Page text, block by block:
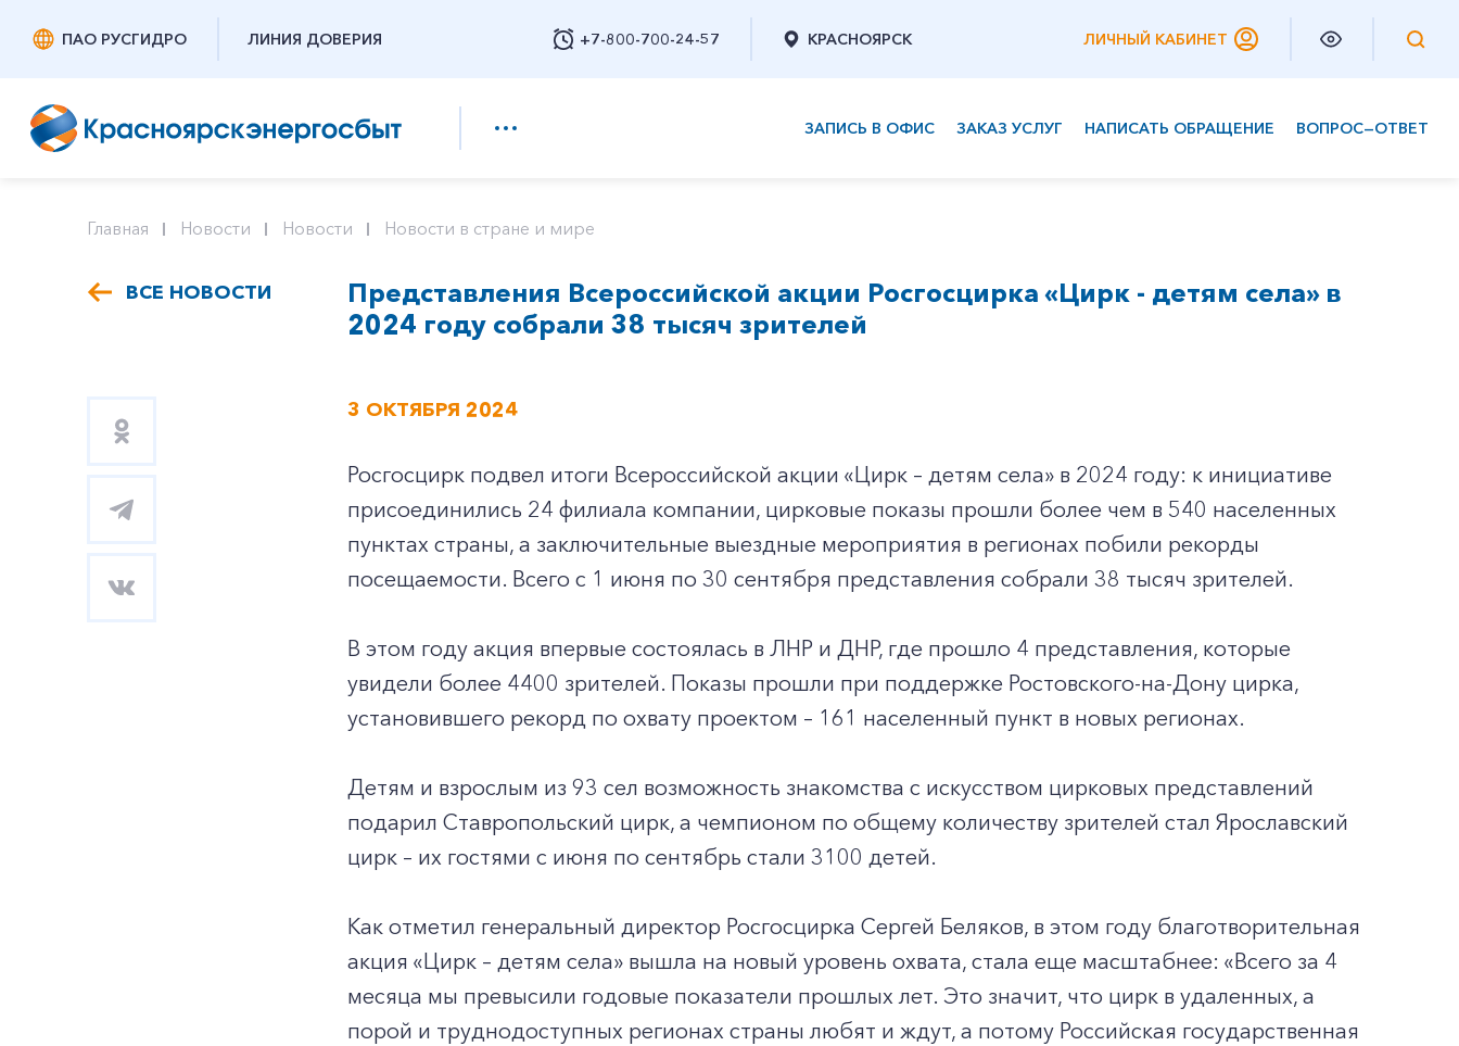
ПАО РУСГИДРО ЛИНИЯ ДОВЕРИЯ +7-800-700-24-57
Заказать обратный звонок
КРАСНОЯРСК ЛИЧНЫЙ КАБИНЕТ
ЗАПИСЬ В ОФИС ЗАКАЗ УСЛУГ НАПИСАТЬ ОБРАЩЕНИЕ ВОПРОС—ОТВЕТ
Главная Новости Новости Новости в стране и мире
ВСЕ НОВОСТИ
Представления Всероссийской акции Росгосцирка «Цирк - детям села» в
2024 году собрали 38 тысяч зрителей
3 ОКТЯБРЯ 2024
Росгосцирк подвел итоги Всероссийской акции «Цирк – детям села» в 2024 году: к инициативе
присоединились 24 филиала компании, цирковые показы прошли более чем в 540 населенных
пунктах страны, а заключительные выездные мероприятия в регионах побили рекорды
посещаемости. Всего с 1 июня по 30 сентября представления собрали 38 тысяч зрителей.
В этом году акция впервые состоялась в ЛНР и ДНР, где прошло 4 представления, которые
увидели более 4400 зрителей. Показы прошли при поддержке Ростовского-на-Дону цирка,
установившего рекорд по охвату проектом – 161 населенный пункт в новых регионах.
Детям и взрослым из 93 сел возможность знакомства с искусством цирковых представлений
подарил Ставропольский цирк, а чемпионом по общему количеству зрителей стал Ярославский
цирк – их гостями с июня по сентябрь стали 3100 детей.
Как отметил генеральный директор Росгосцирка Сергей Беляков, в этом году благотворительная
акция «Цирк – детям села» вышла на новый уровень охвата, стала еще масштабнее: «Всего за 4
месяца мы превысили годовые показатели прошлых лет. Это значит, что цирк в удаленных, а
порой и труднодоступных регионах страны любят и ждут, а потому Российская государственная